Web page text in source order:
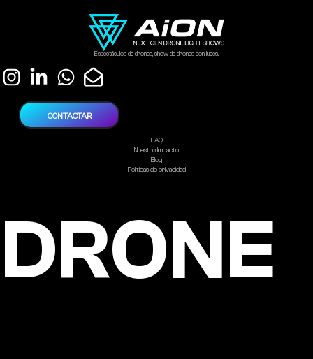
Espectáculos de drones, show de drones con luces.
FAQ
Nuestro Impacto
Blog
Politicas de privacidad
CONTACTAR
DRONE